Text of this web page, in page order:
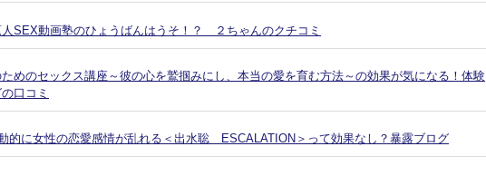
SEX動画塾のひょうばんはうそ！？ ２ちゃんのクチコミ
めのセックス講座～彼の心を鷲掴みにし、本当の愛を育む方法～の効果が気になる！体験
口コミ
的に女性の恋愛感情が乱れる＜出水聡 ESCALATION＞って効果なし？暴露ブログ